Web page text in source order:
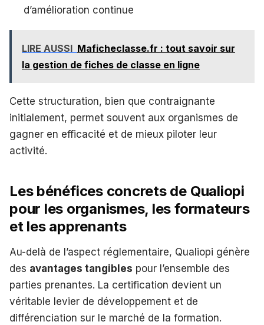
d’amélioration continue
LIRE AUSSI Maficheclasse.fr : tout savoir sur
la gestion de fiches de classe en ligne
Cette structuration, bien que contraignante
initialement, permet souvent aux organismes de
gagner en efficacité et de mieux piloter leur
activité.
Les bénéfices concrets de Qualiopi
pour les organismes, les formateurs
et les apprenants
Au-delà de l’aspect réglementaire, Qualiopi génère
des avantages tangibles pour l’ensemble des
parties prenantes. La certification devient un
véritable levier de développement et de
différenciation sur le marché de la formation.